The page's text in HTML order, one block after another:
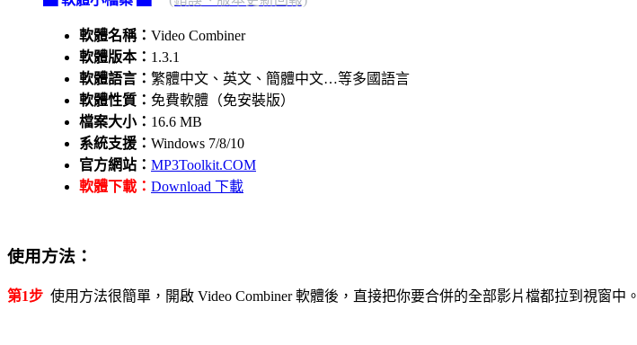
軟體名稱： Video Combiner
軟體版本： 1.3.1
軟體語言： 繁體中文、英文、簡體中文…等多國語言
軟體性質： 免費軟體（免安裝版）
檔案大小： 16.6 MB
系統支援： Windows 7/8/10
官方網站： MP3Toolkit.COM
軟體下載： Download 下載
使用方法：
第1步 使用方法很簡單，開啟 Video Combiner 軟體後，直接把你要合併的全部影片檔都拉到視窗中。